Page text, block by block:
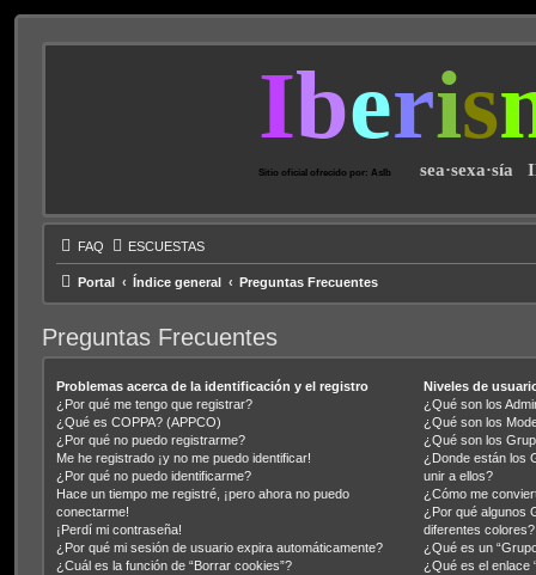
Iberis
Sitio oficial ofrecido por: AsIb sea·sexa·sía
FAQ ESCUESTAS
Portal Índice general Preguntas Frecuentes
Preguntas Frecuentes
Problemas acerca de la identificación y el registro
¿Por qué me tengo que registrar?
¿Qué es COPPA? (APPCO)
¿Por qué no puedo registrarme?
Me he registrado ¡y no me puedo identificar!
¿Por qué no puedo identificarme?
Hace un tiempo me registré, ¡pero ahora no puedo
conectarme!
¡Perdí mi contraseña!
¿Por qué mi sesión de usuario expira automáticamente?
¿Cuál es la función de “Borrar cookies”?
Niveles de
¿Qué son los
¿Qué son los
¿Qué son los
¿Donde están los
unir a ellos?
¿Cómo me
¿Por qué algunos
diferentes colores?
¿Qué es un
¿Qué es el enlace